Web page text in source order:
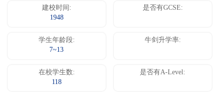
建校时间:
1948
是否有GCSE:
学生年龄段:
7~13
牛剑升学率:
在校学生数:
118
是否有A-Level: